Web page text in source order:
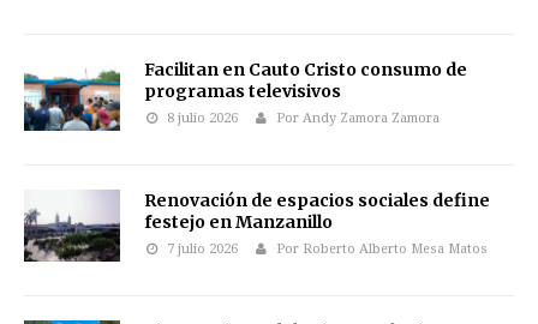
Facilitan en Cauto Cristo consumo de
programas televisivos
8 julio 2026 Por Andy Zamora Zamora
Renovación de espacios sociales define
festejo en Manzanillo
7 julio 2026 Por Roberto Alberto Mesa Matos